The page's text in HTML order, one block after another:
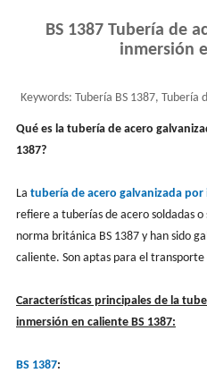
BS 1387 Tubería de
inmersión
Keywords: Tubería BS 1387, Tubería
en
Qué es la tubería de acero
1387?
La tubería de acero galvanizada
refiere a tuberías de acero soldadas
norma británica BS 1387 y han sido
caliente. Son aptas para el transporte
Características principales de la
inmersión en caliente BS 1387:
BS 1387: